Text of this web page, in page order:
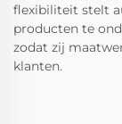
flexibiliteit stelt
producten te
zodat zij
klanten.